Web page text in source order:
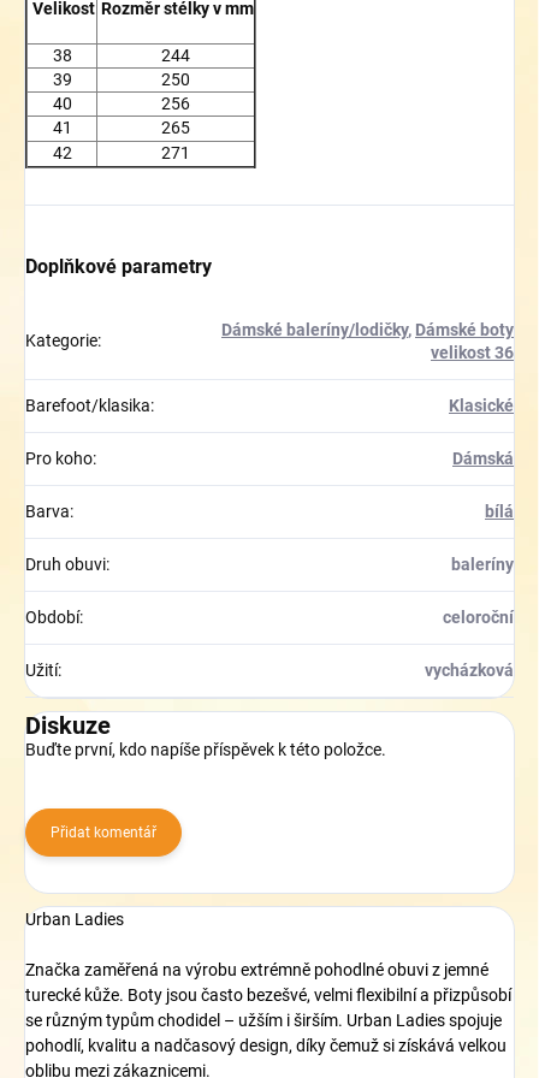
Velikost Rozměr stélky v mm
38
244
39
250
40
256
41
265
42
271
Doplňkové parametry
Kategorie:
Dámské baleríny/lodičky, Dámské boty
velikost 36
Barefoot/klasika: Klasické
Pro koho: Dámská
Barva: bílá
Druh obuvi: baleríny
Období: celoroční
Užití: vycházková
Diskuze
Buďte první, kdo napíše příspěvek k této položce.
Přidat komentář
Urban Ladies
Značka zaměřená na výrobu extrémně pohodlné obuvi z jemné
turecké kůže. Boty jsou často bezešvé, velmi flexibilní a přizpůsobí
se různým typům chodidel – užším i širším. Urban Ladies spojuje
pohodlí, kvalitu a nadčasový design, díky čemuž si získává velkou
oblibu mezi zákaznicemi.